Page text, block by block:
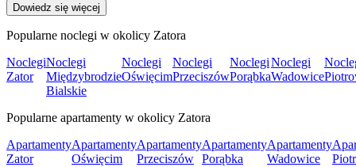
Dowiedz się więcej
Popularne noclegi w okolicy Zatora
Noclegi
Zator
Noclegi
Międzybrodzie
Bialskie
Noclegi
Oświęcim
Noclegi
Przeciszów
Noclegi
Porąbka
Noclegi
Wadowice
Popularne apartamenty w okolicy Zatora
Apartamenty
Zator
Apartamenty
Oświęcim
Apartamenty
Przeciszów
Apartamenty
Porąbka
Apartamenty
Wadowice